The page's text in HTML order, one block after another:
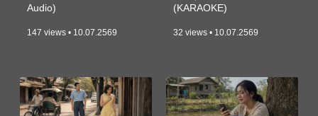
Audio)
147 views • 10.07.2569
(KARAOKE)
32 views • 10.07.2569